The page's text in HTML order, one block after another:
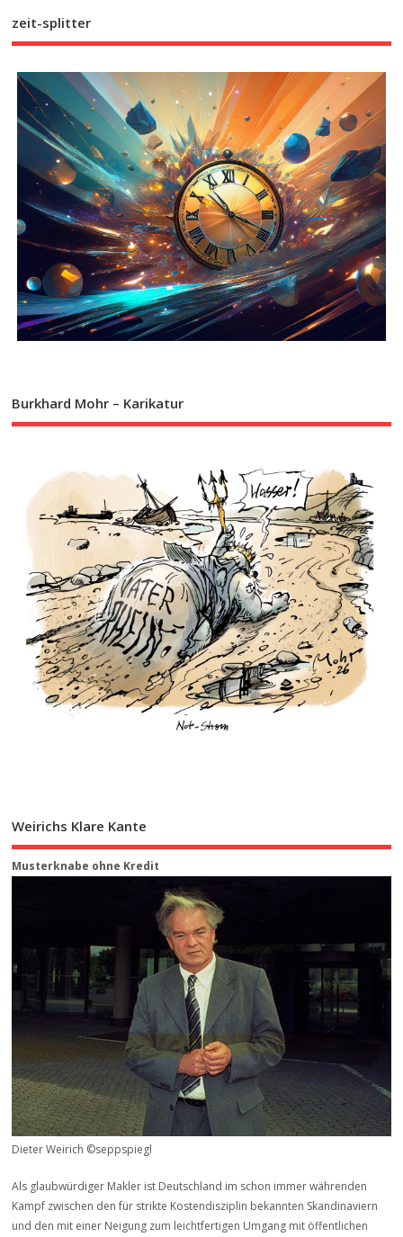
zeit-splitter
Burkhard Mohr – Karikatur
Weirichs Klare Kante
Musterknabe ohne Kredit
Dieter Weirich ©seppspiegl
Als glaubwürdiger Makler ist Deutschland im schon immer währenden
Kampf zwischen den für strikte Kostendisziplin bekannten Skandinaviern
und den mit einer Neigung zum leichtfertigen Umgang mit öffentlichen